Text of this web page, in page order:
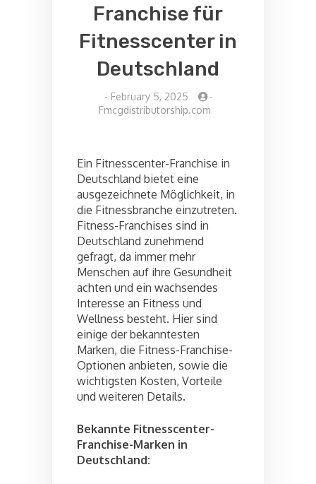
Franchise für
Fitnesscenter in
Deutschland
- February 5, 2025
-
Fmcgdistributorship.com
Ein Fitnesscenter-Franchise in
Deutschland bietet eine
ausgezeichnete Möglichkeit, in
die Fitnessbranche einzutreten.
Fitness-Franchises sind in
Deutschland zunehmend
gefragt, da immer mehr
Menschen auf ihre Gesundheit
achten und ein wachsendes
Interesse an Fitness und
Wellness besteht. Hier sind
einige der bekanntesten
Marken, die Fitness-Franchise-
Optionen anbieten, sowie die
wichtigsten Kosten, Vorteile
und weiteren Details.
Bekannte Fitnesscenter-
Franchise-Marken in
Deutschland: